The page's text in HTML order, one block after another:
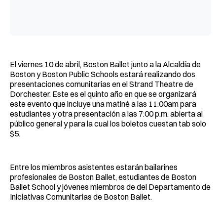
El viernes 10 de abril, Boston Ballet junto a la Alcaldía de
Boston y Boston Public Schools estará realizando dos
presentaciones comunitarias en el Strand Theatre de
Dorchester. Este es el quinto año en que se organizará
este evento que incluye una matiné a las 11:00am para
estudiantes y otra presentación a las 7:00 p.m. abierta al
público general y para la cual los boletos cuestan tab solo
$5.
Entre los miembros asistentes estarán bailarines
profesionales de Boston Ballet, estudiantes de Boston
Ballet School y jóvenes miembros de del Departamento de
Iniciativas Comunitarias de Boston Ballet.